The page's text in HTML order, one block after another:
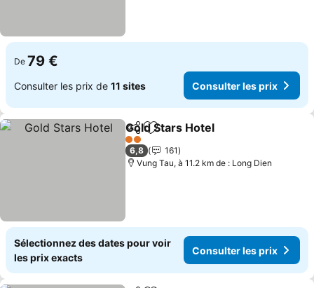
De 79 €
Consulter les prix de 11 sites Consulter les prix
PartagerAjouter à mes favoris
Gold Stars Hotel
2 Étoiles
6,8
161
Vung Tau, à 11.2 km de : Long Dien
Sélectionnez des dates pour voir
les prix exacts
Consulter les prix